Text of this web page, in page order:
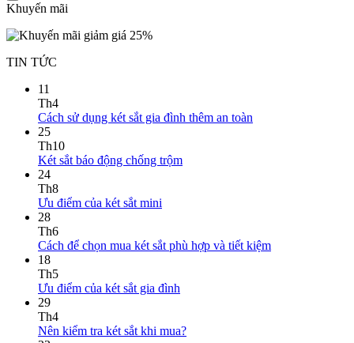
Khuyến mãi
TIN TỨC
11
Th4
Cách sử dụng két sắt gia đình thêm an toàn
25
Th10
Két sắt báo động chống trộm
24
Th8
Ưu điểm của két sắt mini
28
Th6
Cách để chọn mua két sắt phù hợp và tiết kiệm
18
Th5
Ưu điểm của két sắt gia đình
29
Th4
Nên kiểm tra két sắt khi mua?